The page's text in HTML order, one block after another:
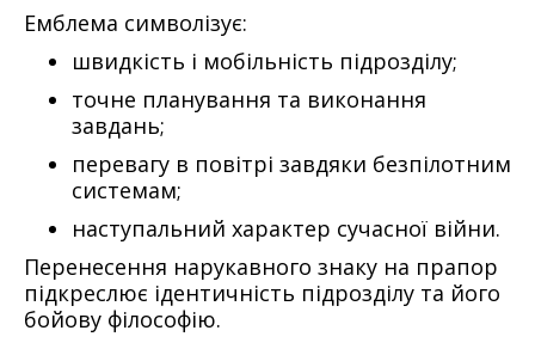
Емблема символізує:
швидкість і мобільність підрозділу;
точне планування та виконання
завдань;
перевагу в повітрі завдяки безпілотним
системам;
наступальний характер сучасної війни.
Перенесення нарукавного знаку на прапор
підкреслює ідентичність підрозділу та його
бойову філософію.